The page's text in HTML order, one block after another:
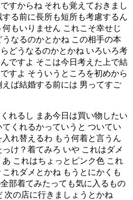
すからね それも覚えておきまし
する前に長所も短所も考慮するん
もいりません これこそ幸せじ
なるのかとかね この相手の本
どうなるのかとかね いろいろ考
ですよ そこは今日考えた上で結
すよ そういうところを初めから
ば結婚する前には 男ってすご
れるし まあ今日は買い物したい
くれるかっていうと ついてい
れ替えるわ もう何着と言うん
け？着てみろ いや これはダメ
これはちょっとピンク色 これ
れダメとかね もうとにかくも
部着てみたっても気に入るもの
次の店に行きましょうとかね